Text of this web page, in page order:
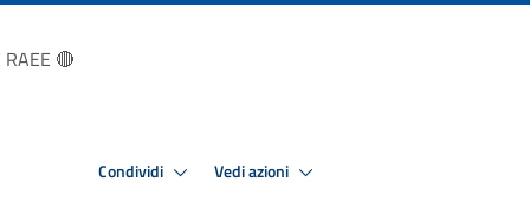
🔴
Condividi Vedi azioni